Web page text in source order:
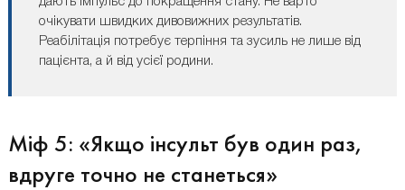
очікувати швидких дивовижних результатів.
Реабілітація потребує терпіння та зусиль не лише від
пацієнта, а й від усієї родини.
Міф 5: «Якщо інсульт був один раз,
вдруге точно не станеться»